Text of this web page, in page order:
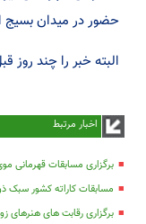
حضور در میدان بسیج
البته خبر را چند روز
اخبار مرتبط
برگزاری مسابقات قهرمانی
مسابقات کاراته کشور سبک
برگزاری رقابت های هنرهای